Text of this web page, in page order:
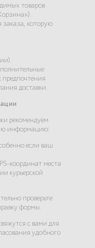
товаров
которую
предпочтения
доставки.
рекомендуем
информацию:
если ваш
координат места
курьерской
проверьте
формы.
с вами для
удобного